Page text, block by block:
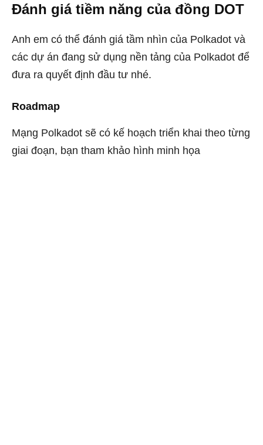
Đánh giá tiềm năng của đồng DOT
Anh em có thể đánh giá tầm nhìn của Polkadot và
các dự án đang sử dụng nền tảng của Polkadot để
đưa ra quyết định đầu tư nhé.
Roadmap
Mạng Polkadot sẽ có kế hoạch triển khai theo từng
giai đoạn, bạn tham khảo hình minh họa